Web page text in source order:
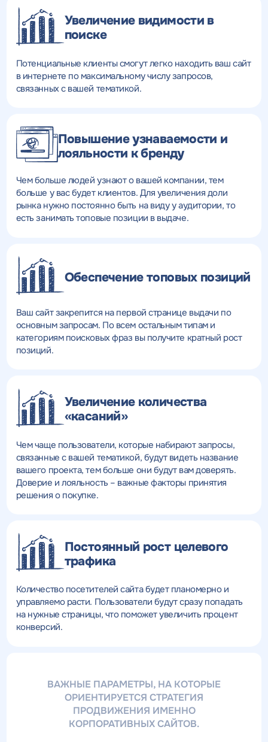
Увеличение видимости в
поиске
Потенциальные клиенты смогут легко находить ваш сайт
в интернете по максимальному числу запросов,
связанных с вашей тематикой.
Повышение узнаваемости и
лояльности к бренду
Чем больше людей узнают о вашей компании, тем
больше у вас будет клиентов. Для увеличения доли
рынка нужно постоянно быть на виду у аудитории, то
есть занимать топовые позиции в выдаче.
Обеспечение топовых позиций
Ваш сайт закрепится на первой странице выдачи по
основным запросам. По всем остальным типам и
категориям поисковых фраз вы получите кратный рост
позиций.
Увеличение количества
«касаний»
Чем чаще пользователи, которые набирают запросы,
связанные с вашей тематикой, будут видеть название
вашего проекта, тем больше они будут вам доверять.
Доверие и лояльность – важные факторы принятия
решения о покупке.
Постоянный рост целевого
трафика
Количество посетителей сайта будет планомерно и
управляемо расти. Пользователи будут сразу попадать
на нужные страницы, что поможет увеличить процент
конверсий.
ВАЖНЫЕ ПАРАМЕТРЫ, НА КОТОРЫЕ
ОРИЕНТИРУЕТСЯ СТРАТЕГИЯ
ПРОДВИЖЕНИЯ ИМЕННО
КОРПОРАТИВНЫХ САЙТОВ.